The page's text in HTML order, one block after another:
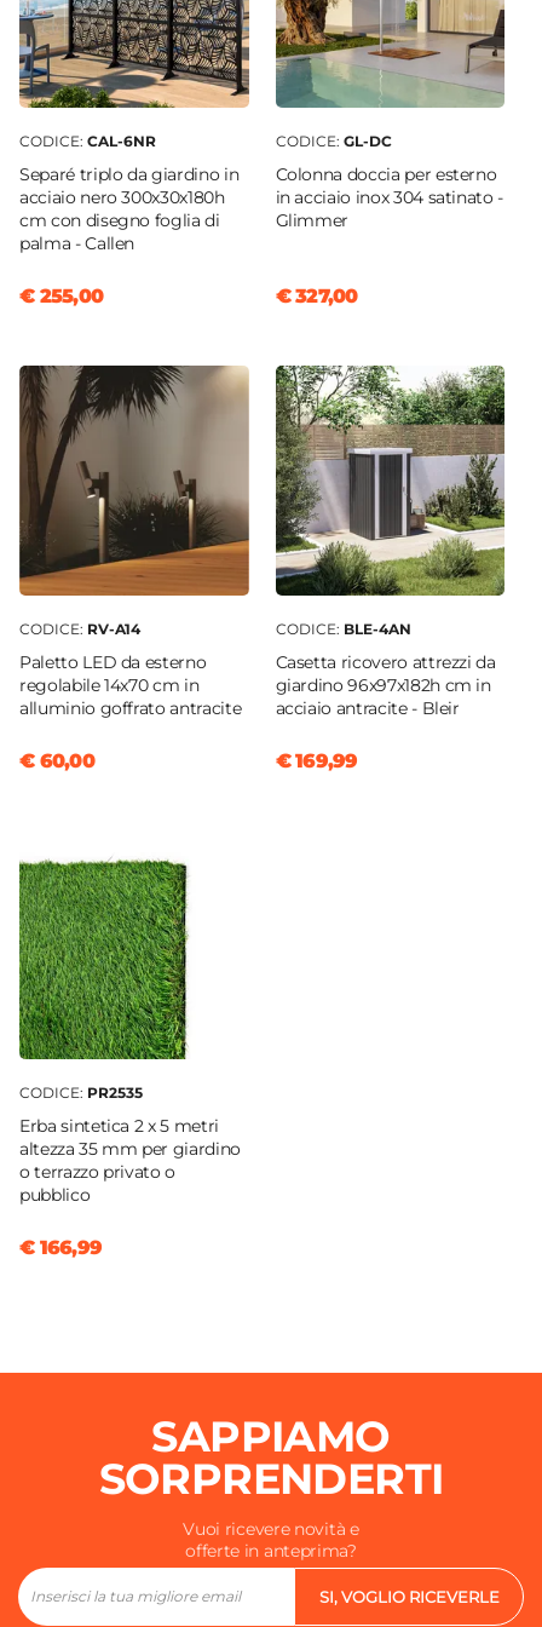
Cuscini
Inclusi
Colore Cuscino
Caratteristiche Poltrona
Cuscini sfoderabili
Caratteristiche Tavolo
Forma
Larghezza
Profondità
60 cm
Materiale Piano
Vetro temperato
Colore Piano
Trasparente
Materiale Struttura
Colore Struttura
Grigio
Altezza
CODICE: CAL-6NR
Separé triplo da giardino in
acciaio nero 300x30x180h
cm con disegno foglia di
palma - Callen
€ 255,00
CODICE: GL-DC
Colonna doccia per esterno
in acciaio inox 304 satinato -
Glimmer
€ 327,00
CODICE: RV-A14
Paletto LED da esterno
regolabile 14x70 cm in
alluminio goffrato antracite
€ 60,00
CODICE: BLE-4AN
Casetta ricovero attrezzi da
giardino 96x97x182h cm in
acciaio antracite - Bleir
€ 169,99
CODICE: PR2535
Erba sintetica 2 x 5 metri
altezza 35 mm per giardino
o terrazzo privato o
pubblico
€ 166,99
SAPPIAMO
SORPRENDERTI
Vuoi ricevere novità e
offerte in anteprima?
SI, VOGLIO RICEVERLE